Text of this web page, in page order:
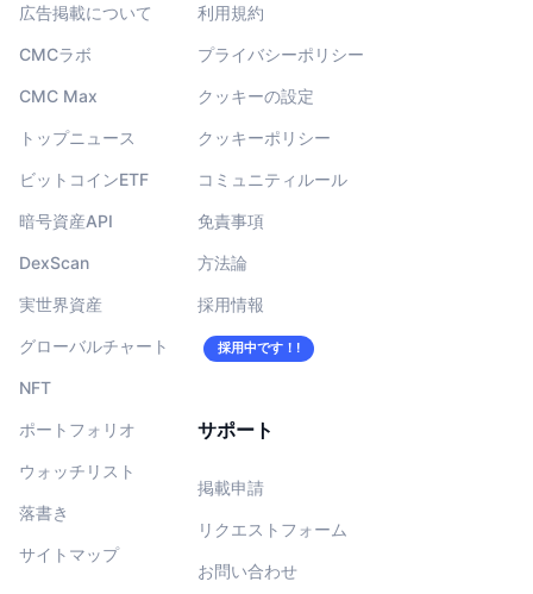
広告掲載について
CMCラボ
CMC Max
トップニュース
ビットコインETF
暗号資産API
DexScan
実世界資産
グローバルチャート
NFT
ポートフォリオ
ウォッチリスト
落書き
サイトマップ
利用規約
プライバシーポリシー
クッキーの設定
クッキーポリシー
コミュニティルール
免責事項
方法論
採用情報
採用中です！!
サポート
掲載申請
リクエストフォーム
お問い合わせ